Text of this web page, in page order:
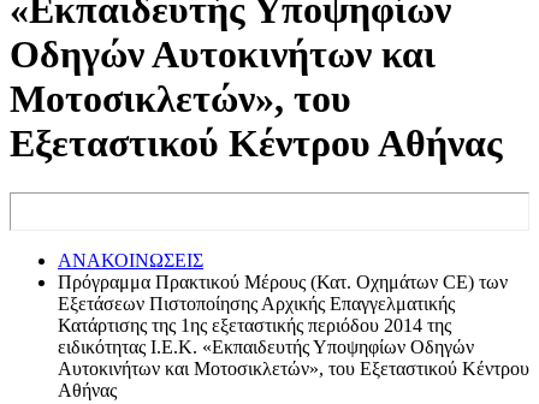
«Εκπαιδευτής Υποψηφίων
Οδηγών Αυτοκινήτων και
Μοτοσικλετών», του
Εξεταστικού Κέντρου Αθήνας
ΑΝΑΚΟΙΝΩΣΕΙΣ
Πρόγραμμα Πρακτικού Μέρους (Κατ. Οχημάτων CE) των
Εξετάσεων Πιστοποίησης Αρχικής Επαγγελματικής
Κατάρτισης της 1ης εξεταστικής περιόδου 2014 της
ειδικότητας Ι.Ε.Κ. «Εκπαιδευτής Υποψηφίων Οδηγών
Αυτοκινήτων και Μοτοσικλετών», του Εξεταστικού Κέντρου
Αθήνας